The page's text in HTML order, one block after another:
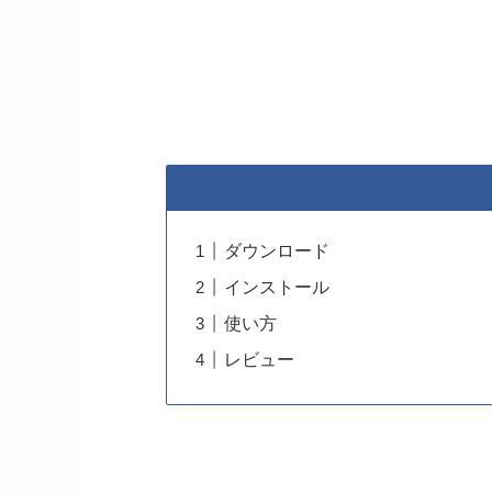
ダウンロード
インストール
使い方
レビュー